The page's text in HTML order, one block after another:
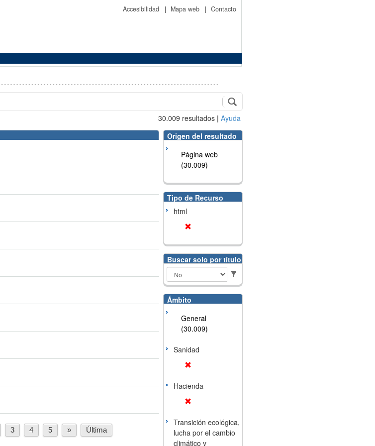
Accesibilidad | Mapa web | Contacto
30.009 resultados | Ayuda
3 4 5 » Última
Origen del resultado
Página web
(30.009)
Tipo de Recurso
html
Buscar solo por título
Ámbito
General
(30.009)
Sanidad
Hacienda
Transición ecológica,
lucha por el cambio
climático y